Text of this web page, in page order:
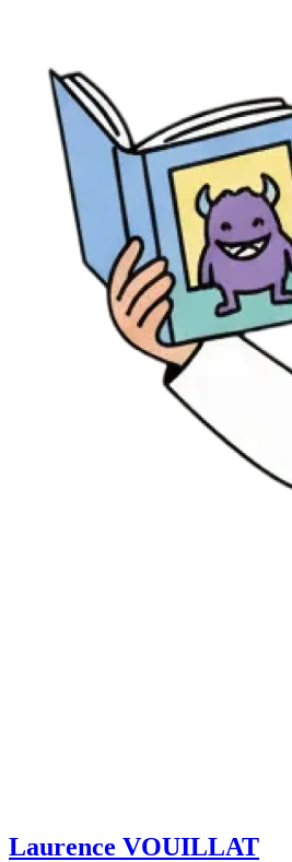
Laurence VOUILLAT